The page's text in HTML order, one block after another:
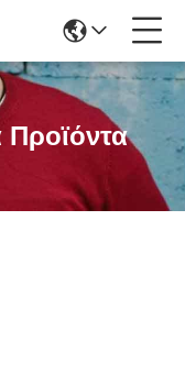
Προϊόντα